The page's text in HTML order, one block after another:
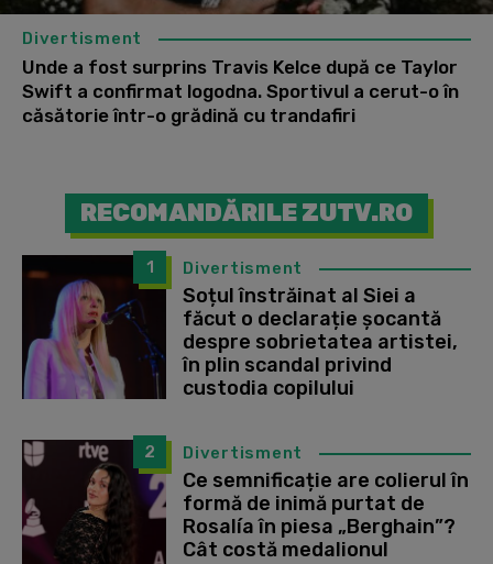
Divertisment
Unde a fost surprins Travis Kelce după ce Taylor
Swift a confirmat logodna. Sportivul a cerut-o în
căsătorie într-o grădină cu trandafiri
RECOMANDĂRILE ZUTV.RO
1 Divertisment
Soțul înstrăinat al Siei a
făcut o declarație șocantă
despre sobrietatea artistei,
în plin scandal privind
custodia copilului
2 Divertisment
Ce semnificație are colierul în
formă de inimă purtat de
Rosalía în piesa „Berghain”?
Cât costă medalionul